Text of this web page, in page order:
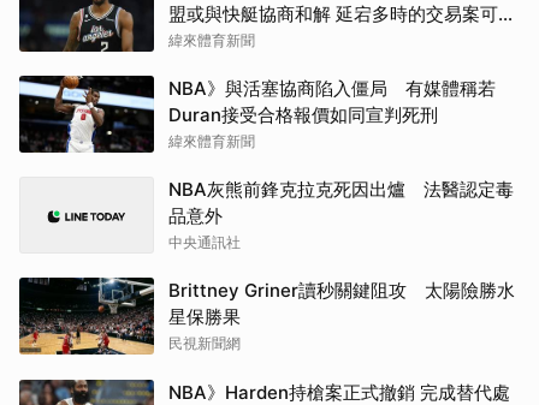
盟或與快艇協商和解 延宕多時的交易案可望
於開季前成行
緯來體育新聞
NBA》與活塞協商陷入僵局 有媒體稱若
Duran接受合格報價如同宣判死刑
緯來體育新聞
NBA灰熊前鋒克拉克死因出爐 法醫認定毒
品意外
中央通訊社
Brittney Griner讀秒關鍵阻攻 太陽險勝水
星保勝果
民視新聞網
NBA》Harden持槍案正式撤銷 完成替代處